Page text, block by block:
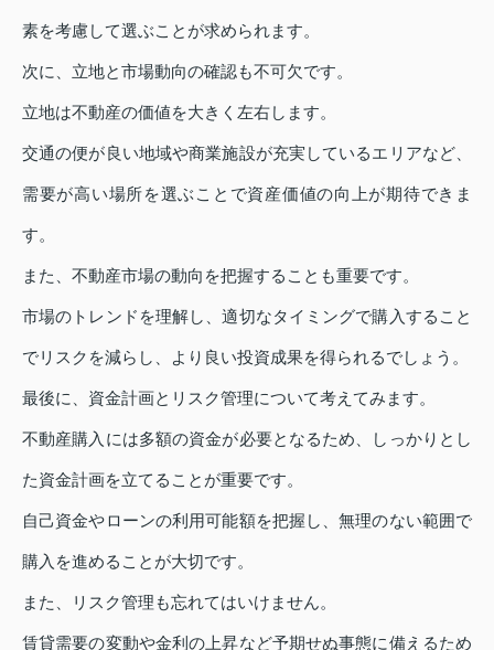
素を考慮して選ぶことが求められます。
次に、立地と市場動向の確認も不可欠です。
立地は不動産の価値を大きく左右します。
交通の便が良い地域や商業施設が充実しているエリアなど、
需要が高い場所を選ぶことで資産価値の向上が期待できま
す。
また、不動産市場の動向を把握することも重要です。
市場のトレンドを理解し、適切なタイミングで購入すること
でリスクを減らし、より良い投資成果を得られるでしょう。
最後に、資金計画とリスク管理について考えてみます。
不動産購入には多額の資金が必要となるため、しっかりとし
た資金計画を立てることが重要です。
自己資金やローンの利用可能額を把握し、無理のない範囲で
購入を進めることが大切です。
また、リスク管理も忘れてはいけません。
賃貸需要の変動や金利の上昇など予期せぬ事態に備えるため